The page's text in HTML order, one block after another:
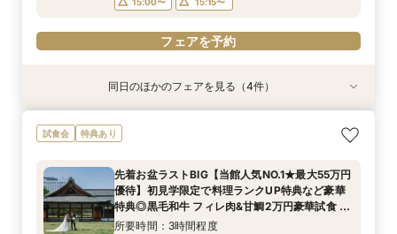
フェアを予約
特典あり
8/15(土)
【料理重視の方へおすすめ】組数限定◆グラン
シェフ豊後昌幸が手掛ける黒毛和牛etc2万円相
所要時間：3時間程度
8:45〜
9:00〜
15:00〜
15:15〜
特典あり
8/15(土)
お盆プレミアム【神社式相談フェア】提携有名神
社紹介!AM来館で本番さながらの披露宴体験 国
で前撮り10万円分特典>
所要時間：3時間程度
8:45〜
9:00〜
15:00〜
15:15〜
特典あり
8/15(土)
ガーデン挙式丸わかり◎2万坪の庭園満喫×オリ
ジナルウェディング庭園&会場見学×国産和牛
所要時間：3時間程度
8:45〜
9:00〜
15:00〜
15:15〜
特典あり
8/15(土)
【東京開催/土日】東京サロンで《大阪迎賓館》
のご相談＆お打合せ！
9:00〜 15:00〜
同日のほかのフェアを見る（4件）
試食会 特典あり
先着お盆ラストBIG【当館人気NO.1★最大55万円
優待】初見学限定で料理ランクUP特典など豪華
特典◎黒毛和牛 フィレ肉&甘鯛2万円豪華試食 非
公開茶室で和抹茶体験 庭園+迎賓館の見学ツアー
所要時間：3時間程度